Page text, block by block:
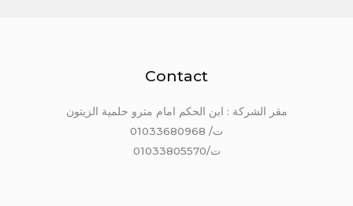
Contact
مقر الشركة : ابن الحكم امام مترو حلمية الزيتون
ت/ 01033680968
ت/01033805570